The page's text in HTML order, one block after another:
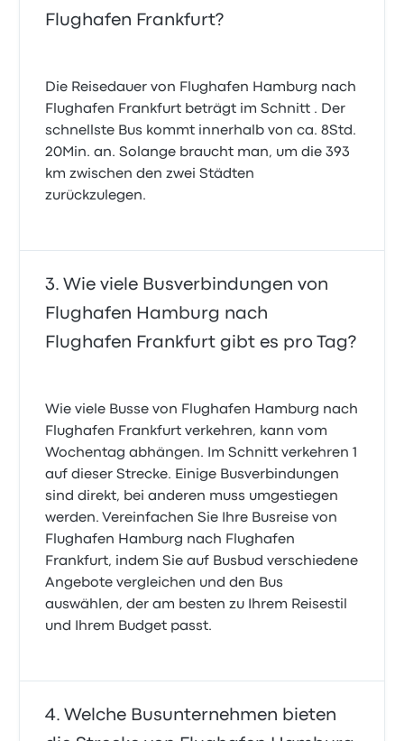
Flughafen Frankfurt?
Die Reisedauer von Flughafen Hamburg nach
Flughafen Frankfurt beträgt im Schnitt . Der
schnellste Bus kommt innerhalb von ca. 8Std.
20Min. an. Solange braucht man, um die 393
km zwischen den zwei Städten
zurückzulegen.
Wie viele Busverbindungen von
Flughafen Hamburg nach
Flughafen Frankfurt gibt es pro Tag?
Wie viele Busse von Flughafen Hamburg nach
Flughafen Frankfurt verkehren, kann vom
Wochentag abhängen. Im Schnitt verkehren 1
auf dieser Strecke. Einige Busverbindungen
sind direkt, bei anderen muss umgestiegen
werden. Vereinfachen Sie Ihre Busreise von
Flughafen Hamburg nach Flughafen
Frankfurt, indem Sie auf Busbud verschiedene
Angebote vergleichen und den Bus
auswählen, der am besten zu Ihrem Reisestil
und Ihrem Budget passt.
Welche Busunternehmen bieten